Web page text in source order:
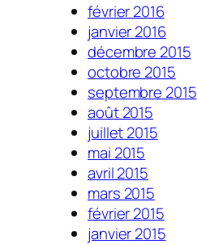
février 2016
janvier 2016
décembre 2015
octobre 2015
septembre 2015
août 2015
juillet 2015
mai 2015
avril 2015
mars 2015
février 2015
janvier 2015